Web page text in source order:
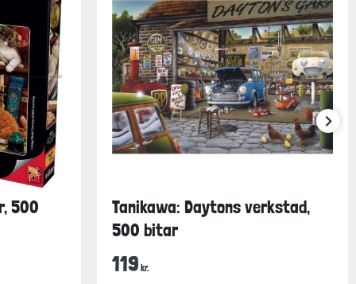
500
Tanikawa: Daytons verkstad,
500 bitar
119 kr.